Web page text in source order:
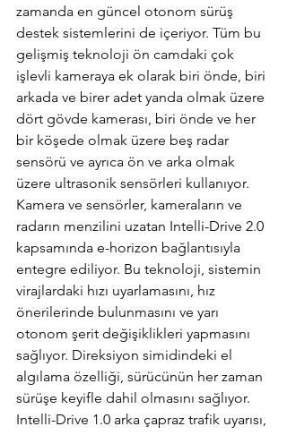
zamanda en güncel otonom sürüş
destek sistemlerini de içeriyor. Tüm bu
gelişmiş teknoloji ön camdaki çok
işlevli kameraya ek olarak biri önde, biri
arkada ve birer adet yanda olmak üzere
dört gövde kamerası, biri önde ve her
bir köşede olmak üzere beş radar
sensörü ve ayrıca ön ve arka olmak
üzere ultrasonik sensörleri kullanıyor.
Kamera ve sensörler, kameraların ve
radarın menzilini uzatan Intelli-Drive 2.0
kapsamında e-horizon bağlantısıyla
entegre ediliyor. Bu teknoloji, sistemin
virajlardaki hızı uyarlamasını, hız
önerilerinde bulunmasını ve yarı
otonom şerit değişiklikleri yapmasını
sağlıyor. Direksiyon simidindeki el
algılama özelliği, sürücünün her zaman
sürüşe keyifle dahil olmasını sağlıyor.
Intelli-Drive 1.0 arka çapraz trafik uyarısı,